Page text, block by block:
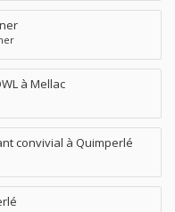
à Mellac
convivial à Quimperlé